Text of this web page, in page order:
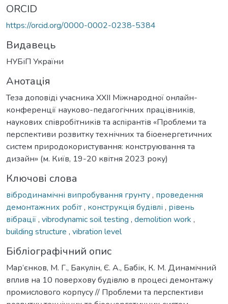
ORCID
https://orcid.org/0000-0002-0238-5384
Видавець
НУБіП України
Анотація
Теза доповіді учасника ХXІI Міжнародної онлайн-
конференції науково-педагогічних працівників,
наукових співробітників та аспірантів «Проблеми та
перспективи розвитку технічних та біоенергетичних
систем природокористування: конструювання та
дизайн» (м. Київ, 19-20 квітня 2023 року)
Ключові слова
вібродинамічні випробування грунту, проведення
демонтажних робіт, конструкція будівлі , рівень
вібрації, vibrodynamic soil testing , demolition work ,
building structure , vibration level
Бібліографічний опис
Мар’єнков, М. Г., Бакулін, Є. А., Бабік, К. М. Динамічний
вплив на 10 поверхову будівлю в процесі демонтажу
промислового корпусу // Проблеми та перспективи